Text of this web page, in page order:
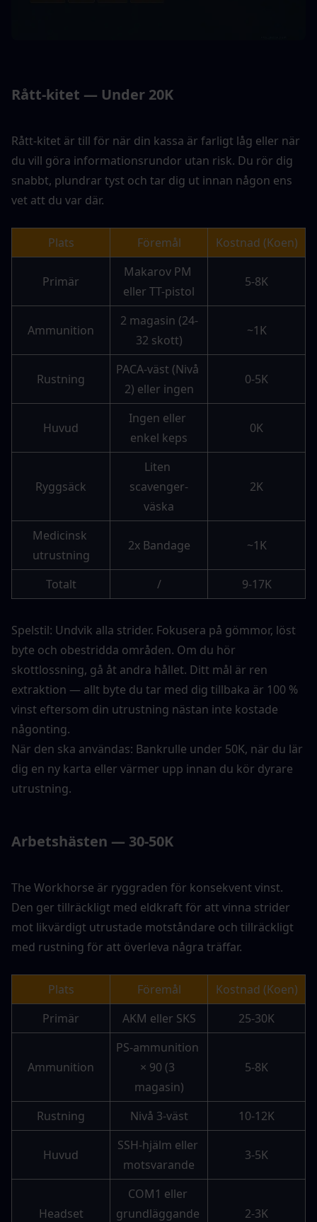
Rått-kitet — Under 20K
Rått-kitet är till för när din kassa är farligt låg eller när
du vill göra informationsrundor utan risk. Du rör dig
snabbt, plundrar tyst och tar dig ut innan någon ens
vet att du var där.
Plats Föremål Kostnad (Koen)
Primär
Makarov PM
eller TT-pistol
5-8K
Ammunition
2 magasin (24-
32 skott)
~1K
Rustning
PACA-väst (Nivå
2) eller ingen
0-5K
Huvud
Ingen eller
enkel keps
0K
Ryggsäck
Liten
scavenger-
väska
2K
Medicinsk
utrustning
2x Bandage ~1K
Totalt / 9-17K
Spelstil: Undvik alla strider. Fokusera på gömmor, löst
byte och obestridda områden. Om du hör
skottlossning, gå åt andra hållet. Ditt mål är ren
extraktion — allt byte du tar med dig tillbaka är 100 %
vinst eftersom din utrustning nästan inte kostade
någonting.
När den ska användas: Bankrulle under 50K, när du lär
dig en ny karta eller värmer upp innan du kör dyrare
utrustning.
Arbetshästen — 30-50K
The Workhorse är ryggraden för konsekvent vinst.
Den ger tillräckligt med eldkraft för att vinna strider
mot likvärdigt utrustade motståndare och tillräckligt
med rustning för att överleva några träffar.
Plats Föremål
Kostnad (Koen)
Primär
AKM eller SKS 25-30K
Ammunition
PS-ammunition
× 90 (3
magasin)
5-8K
Rustning Nivå 3-väst 10-12K
Huvud
SSH-hjälm eller
motsvarande
3-5K
Headset
COM1 eller
grundläggande
2-3K